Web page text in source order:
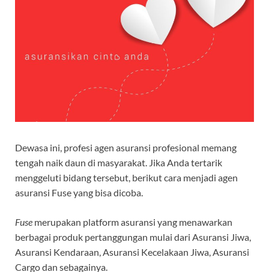
Dewasa ini, profesi agen asuransi profesional memang
tengah naik daun di masyarakat. Jika Anda tertarik
menggeluti bidang tersebut, berikut cara menjadi agen
asuransi Fuse yang bisa dicoba.
Fuse merupakan platform asuransi yang menawarkan
berbagai produk pertanggungan mulai dari Asuransi Jiwa,
Asuransi Kendaraan, Asuransi Kecelakaan Jiwa, Asuransi
Cargo dan sebagainya.